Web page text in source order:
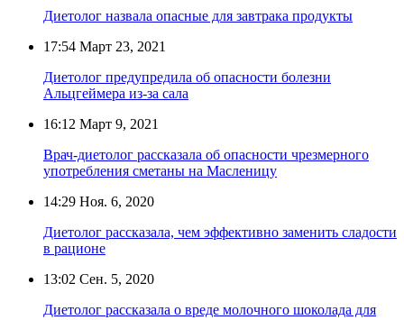
Диетолог назвала опасные для завтрака продукты
17:54 Март 23, 2021
Диетолог предупредила об опасности болезни
Альцгеймера из-за сала
16:12 Март 9, 2021
Врач-диетолог рассказала об опасности чрезмерного
употребления сметаны на Масленицу
14:29 Ноя. 6, 2020
Диетолог рассказала, чем эффективно заменить сладости
в рационе
13:02 Сен. 5, 2020
Диетолог рассказала о вреде молочного шоколада для